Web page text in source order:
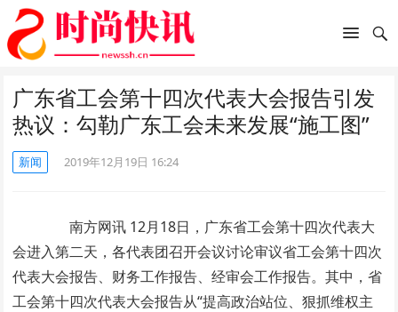
广东省工会第十四次代表大会报告引发
热议：勾勒广东工会未来发展“施工图”
新闻 2019年12月19日 16:24
南方网讯 12月18日，广东省工会第十四次代表大
会进入第二天，各代表团召开会议讨论审议省工会第十四次
代表大会报告、财务工作报告、经审会工作报告。其中，省
工会第十四次代表大会报告从“提高政治站位、狠抓维权主